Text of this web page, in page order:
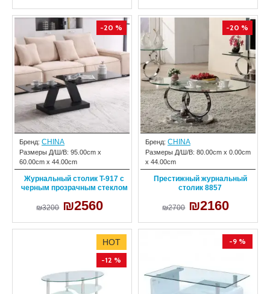
-20 %
Бренд: CHINA
Размеры Д/Ш/В: 95.00cm x
60.00cm x 44.00cm
Журнальный столик T-917 с
черным прозрачным стеклом
₪3200 ₪2560
-20 %
Бренд: CHINA
Размеры Д/Ш/В: 80.00cm x 0.00cm
x 44.00cm
Престижный журнальный
столик 8857
₪2700 ₪2160
HOT
-12 %
-9 %